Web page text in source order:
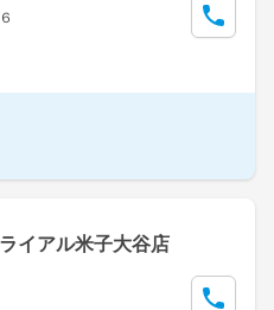
イアル米子大谷店